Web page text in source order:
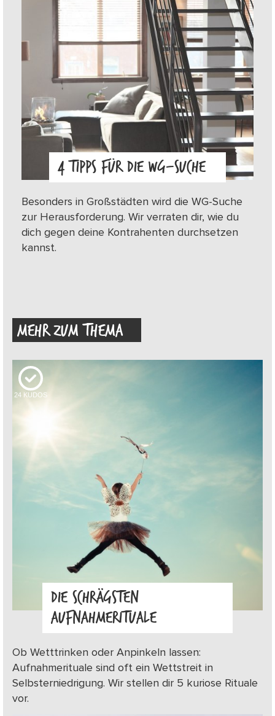
4 TIPPS FÜR DIE WG-SUCHE
Besonders in Großstädten wird die WG-Suche
zur Herausforderung. Wir verraten dir, wie du
dich gegen deine Kontrahenten durchsetzen
kannst.
MEHR ZUM THEMA
24 KUDOS
DIE SCHRÄGSTEN
AUFNAHMERITUALE
Ob Wetttrinken oder Anpinkeln lassen:
Aufnahmerituale sind oft ein Wettstreit in
Selbsterniedrigung. Wir stellen dir 5 kuriose Rituale
vor.